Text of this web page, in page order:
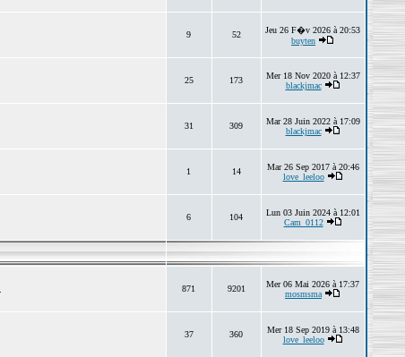
9 52
Jeu 26 F�v 2026 à 20:53
buyten
25 173
Mer 18 Nov 2020 à 12:37
blackjmac
31 309
Mar 28 Juin 2022 à 17:09
blackjmac
1 14
Mar 26 Sep 2017 à 20:46
love_leeloo
6 104
Lun 03 Juin 2024 à 12:01
Cam_0112
871 9201
Mer 06 Mai 2026 à 17:37
mosmsma
37 360
Mer 18 Sep 2019 à 13:48
love_leeloo